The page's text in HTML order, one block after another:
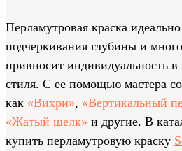
Перламутровая краска
подчеркивания глубины и
привносит индивидуальность в
стиля. С ее помощью мастера
как «Вихри», «Вертикальный
«Жатый шелк» и другие. В
купить перламутровую краску